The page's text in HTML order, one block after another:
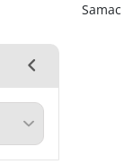
Samac